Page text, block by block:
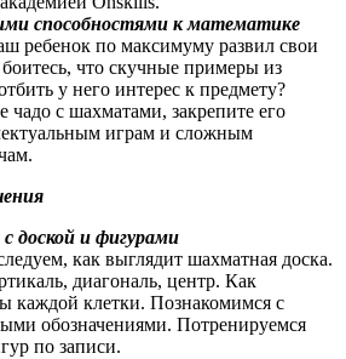
способностями к математике
ребенок по максимуму развил свои
что скучные примеры из
у него интерес к предмету?
чадо с шахматами, закрепите его
играм и сложным
доской и фигурами
как выглядит шахматная доска.
диагональ, центр. Как
каждой клетки. Познакомимся с
обозначениями. Потренируемся
по записи.